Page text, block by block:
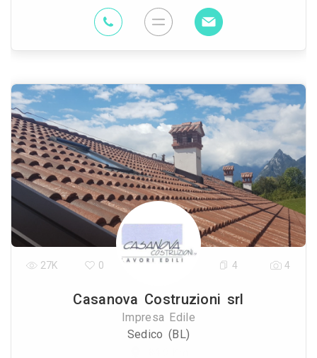
Casanova Costruzioni srl
Impresa Edile
Sedico (BL)
27K 0 4 4